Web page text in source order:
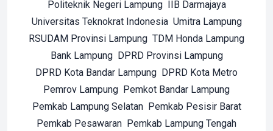
Politeknik Negeri Lampung IIB Darmajaya
Universitas Teknokrat Indonesia Umitra Lampung
RSUDAM Provinsi Lampung TDM Honda Lampung
Bank Lampung DPRD Provinsi Lampung
DPRD Kota Bandar Lampung DPRD Kota Metro
Pemrov Lampung Pemkot Bandar Lampung
Pemkab Lampung Selatan Pemkab Pesisir Barat
Pemkab Pesawaran Pemkab Lampung Tengah